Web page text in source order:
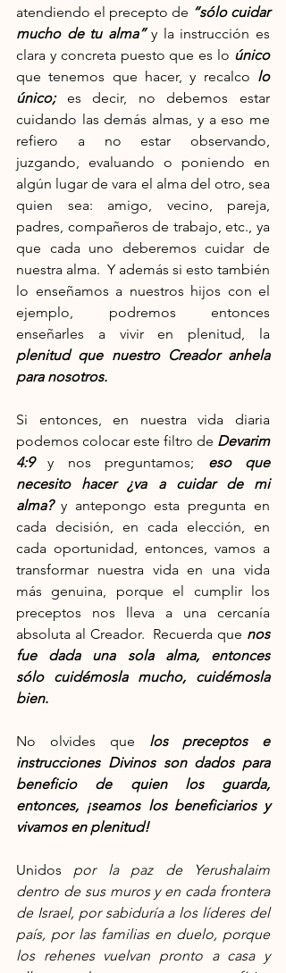
atendiendo el precepto de “sólo cuidar
mucho de tu alma” y la instrucción es
clara y concreta puesto que es lo
único
que tenemos que hacer, y recalco lo
único; es decir, no debemos estar
cuidando las demás almas, y a eso me
refiero a no estar observando,
juzgando, evaluando o poniendo en
algún lugar de vara el alma del otro, sea
quien sea: amigo, vecino, pareja,
padres, compañeros de trabajo, etc., ya
que cada uno deberemos cuidar de
nuestra alma.  Y además si esto también
lo enseñamos a nuestros hijos con el
ejemplo, podremos entonces
plenitud que nuestro Creador anhela
para nosotros.
Si entonces, en nuestra vida diaria
podemos colocar este filtro de Devarim
4:9 y nos preguntamos; eso que
necesito hacer ¿va a cuidar de mi
alma? y antepongo esta pregunta en
cada decisión, en cada elección, en
cada oportunidad, entonces, vamos a
transformar nuestra vida en una vida
más genuina, porque el cumplir los
preceptos nos lleva a una cercanía
absoluta al Creador.  Recuerda que nos
fue dada una sola alma, entonces
sólo cuidémosla mucho, cuidémosla
bien.
No olvides que los preceptos e
instrucciones Divinos son dados para
beneficio de quien los guarda,
entonces, ¡seamos los beneficiarios y
vivamos en plenitud!
Unidos por la paz de Yerushalaim
dentro de sus muros y en cada frontera
de Israel, por sabiduría a los líderes del
país, por las familias en duelo, porque
los rehenes vuelvan pronto a casa y